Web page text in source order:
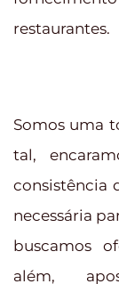
restaurantes.
Somos uma
tal,
consistência
necessária
buscamos
além,